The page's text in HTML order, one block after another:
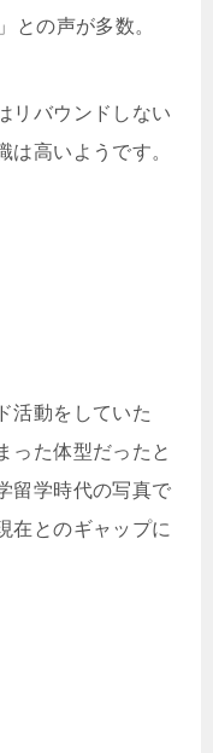
との声が多数。
リバウンドしない
は高いようです。
活動をしていた
った体型だったと
留学時代の写真で
在とのギャップに